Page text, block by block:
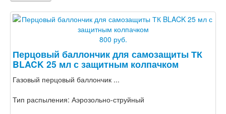
800 руб.
Перцовый баллончик для самозащиты ТК
BLACK 25 мл с защитным колпачком
Газовый перцовый баллончик ...
Тип распыления: Аэрозольно-струйный